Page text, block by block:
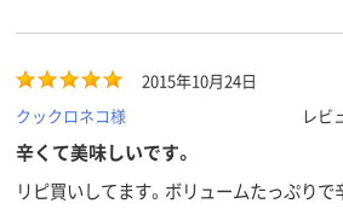
2015年10月24日
クックロネコ様
レビ
辛くて美味しいです。
リピ買いしてます。ボリュームたっぷりで